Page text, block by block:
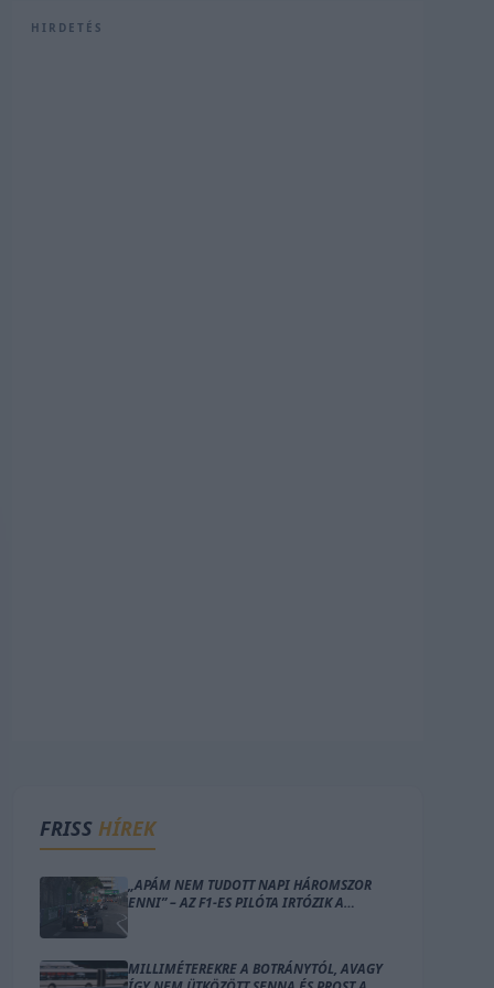
HIRDETÉS
FRISS HÍREK
„APÁM NEM TUDOTT NAPI HÁROMSZOR
ENNI” – AZ F1-ES PILÓTA IRTÓZIK A
MILLIMÉTEREKRE A BOTRÁNYTÓL, AVAGY